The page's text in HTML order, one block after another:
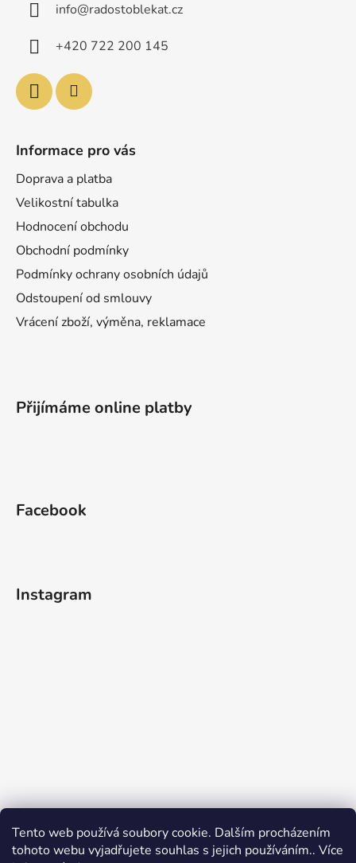
Tento web používá soubory cookie. Dalším procházením
tohoto webu vyjadřujete souhlas s jejich používáním.. Více
info@radostoblekat.cz
+420 722 200 145
Informace pro vás
Doprava a platba
Velikostní tabulka
Hodnocení obchodu
Obchodní podmínky
Podmínky ochrany osobních údajů
Odstoupení od smlouvy
Vrácení zboží, výměna, reklamace
Přijímáme online platby
Facebook
Instagram